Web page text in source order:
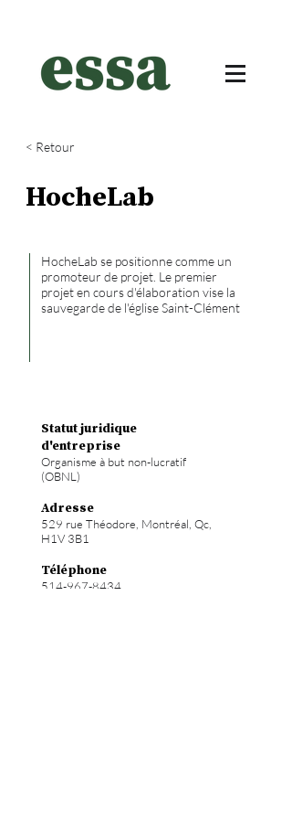
< Retour
HocheLab
HocheLab se positionne comme un
promoteur de projet. Le premier
projet en cours d'élaboration vise la
sauvegarde de l'église Saint-Clément
Statut juridique
d'entreprise
Organisme à but non-lucratif
(OBNL)
Adresse
529 rue Théodore, Montréal, Qc,
H1V 3B1
Téléphone
514-967-8434